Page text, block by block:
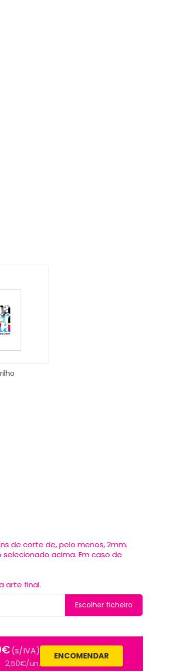
de corte de, pelo menos, 2mm.
acima. Em caso de
arte final.
Escolher ficheiro
ENCOMENDAR
(s/IVA)
2,50€/un.